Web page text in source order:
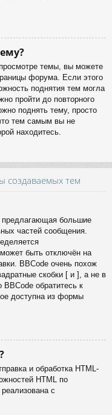
темы, вы можете
форума. Если этого
поднятия тем могла
пройти до повторного
поднять тему, просто
тем самым вы не
находитесь.
создаваемых тем
предлагающая большие
частей сообщения.
быть отключён на
BBCode очень похож
скобки [ и ], а не в
обратитесь к
доступна из формы
и обработка HTML-
HTML по
с